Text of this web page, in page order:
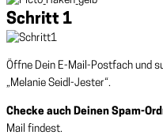
Schritt 1
Öffne Dein E-Mail-Postfach und
„Melanie Seidl-Jester“.
Checke auch Deinen Spam-
Mail findest.